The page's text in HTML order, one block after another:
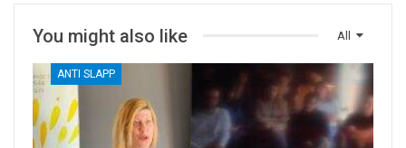
All
You might also like
ANTI SLAPP